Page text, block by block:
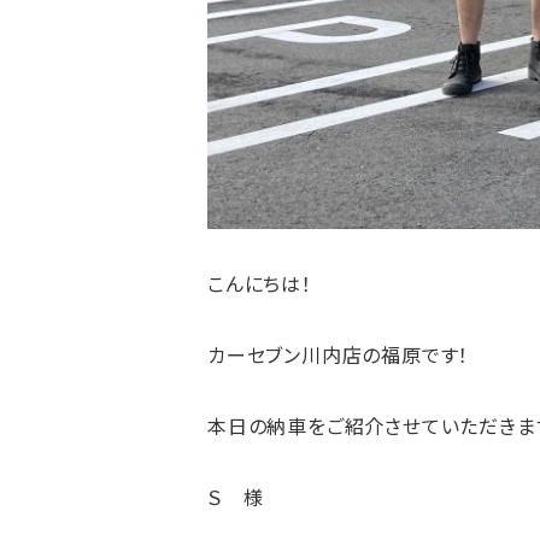
こんにちは！
カーセブン川内店の福原です！
本日の納車をご紹介させていただき
Ｓ 様